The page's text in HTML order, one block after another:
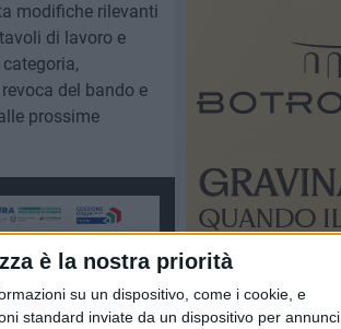
è la nostra priorità
su un dispositivo, come i cookie, e
standard inviate da un dispositivo per annunci
modifiche rilevanti
di lavoro e
del bando e
prossime